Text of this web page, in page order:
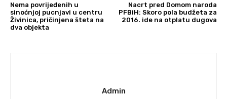
Nema povrijeđenih u
sinoćnjoj pucnjavi u centru
Živinica, pričinjena šteta na
dva objekta
Nacrt pred Domom naroda
PFBiH: Skoro pola budžeta za
2016. ide na otplatu dugova
Admin